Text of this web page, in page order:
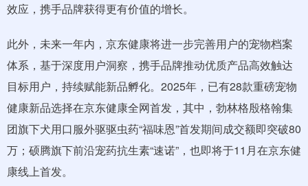
效应，携手品牌获得更有价值的增长。
此外，未来一年内，京东健康将进一步完善用户的宠物档案
体系，基于深度用户洞察，携手品牌推动优质产品高效触达
目标用户，持续赋能新品孵化。2025年，已有28款重磅宠物
健康新品选择在京东健康全网首发，其中，勃林格殷格翰集
团旗下犬用口服外驱驱虫药“福味恩”首发期间成交额即突破80
万；硕腾旗下前沿宠药抗生素“速诺”，也即将于11月在京东健
康线上首发。